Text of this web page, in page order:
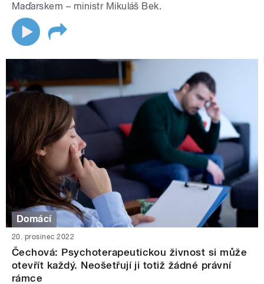
Maďarskem – ministr Mikuláš Bek.
Domácí
20. prosinec 2022
Čechová: Psychoterapeutickou živnost si může
otevřít každý. Neošetřují ji totiž žádné právní
rámce